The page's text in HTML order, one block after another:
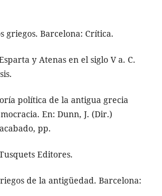
griegos. Barcelona: Crítica.
y Atenas en el siglo V a. C.
política de la antigua grecia
En: Dunn, J. (Dir.)
pp.
Editores.
de la antigüedad. Barcelona: